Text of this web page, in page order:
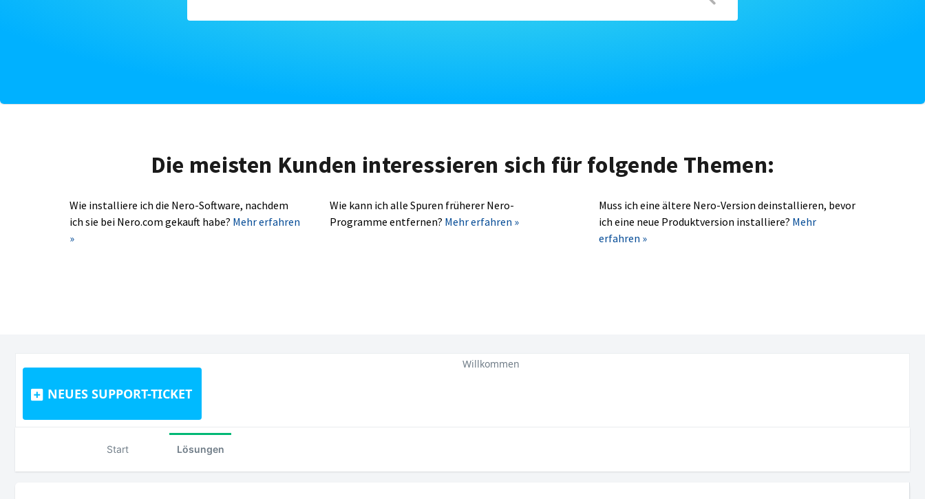
Die meisten Kunden interessieren sich für folgende Themen:
Wie installiere ich die Nero-Software, nachdem
ich sie bei Nero.com gekauft habe? Mehr erfahren
»
Wie kann ich alle Spuren früherer Nero-
Programme entfernen? Mehr erfahren »
Muss ich eine ältere Nero-Version deinstallieren, bevor
ich eine neue Produktversion installiere? Mehr
erfahren »
NEUES SUPPORT-TICKET
Willkommen
Start Lösungen